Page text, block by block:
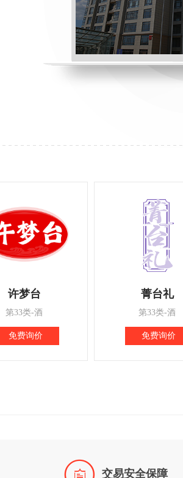
许梦台
第33类-酒
免费询价
菁台礼
第33类-酒
免费询价
交易安全保障